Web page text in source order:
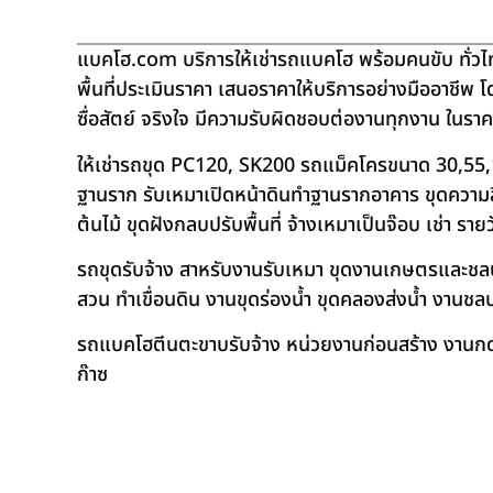
แบคโฮ.com บริการให้เช่ารถแบคโฮ พร้อมคนขับ ทั่ว
พื้นที่ประเมินราคา เสนอราคาให้บริการอย่างมืออาชี
ซื่อสัตย์ จริงใจ มีความรับผิดชอบต่องานทุกงาน ในรา
ให้เช่ารถขุด PC120, SK200 รถแม็คโครขนาด
ฐานราก รับเหมาเปิดหน้าดินทำฐานรากอาคาร ขุดค
ต้นไม้ ขุดฝังกลบปรับพื้นที่ จ้างเหมาเป็นจ๊อบ เช่า ราย
รถขุดรับจ้าง สาหรับงานรับเหมา ขุดงานเกษตรและ
สวน ทำเขื่อนดิน งานขุดร่องน้ำ ขุดคลองส่งน้ำ งานช
รถแบคโฮตีนตะขาบรับจ้าง หน่วยงานก่อนสร้าง งาน
ก๊าซ